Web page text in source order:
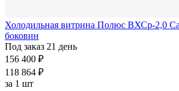
Холодильная витрина Полюс ВХСр-2,0
боковин
Под заказ 21 день
156 400 ₽
118 864 ₽
за 1 шт